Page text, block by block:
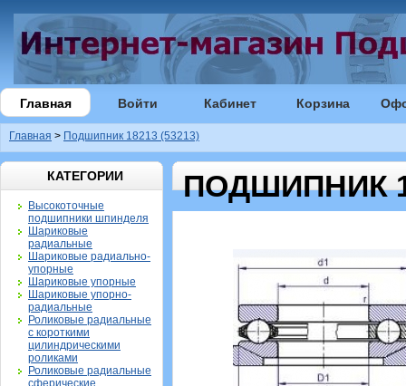
Главная Войти Кабинет Корзина
Главная > Подшипник 18213 (53213)
КАТЕГОРИИ
Высокоточные
подшипники шпинделя
Шариковые
радиальные
Шариковые радиально-
упорные
Шариковые упорные
Шариковые упорно-
радиальные
Роликовые радиальные
с короткими
цилиндрическими
роликами
Роликовые радиальные
сферические
ПОДШИПНИК